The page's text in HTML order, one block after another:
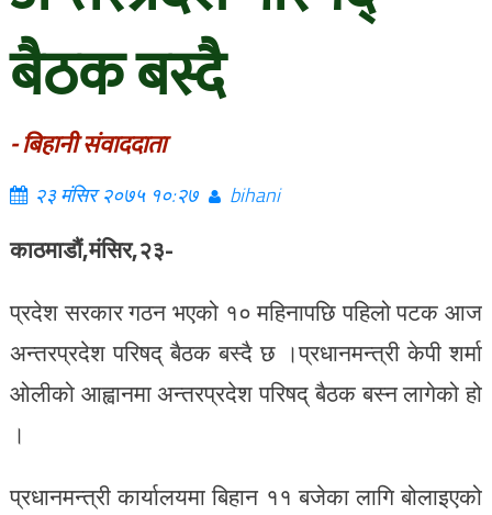
बैठक बस्दै
- बिहानी संवाददाता
२३ मंसिर २०७५ १०:२७ bihani
काठमाडौं,मंसिर,२३-
प्रदेश सरकार गठन भएको १० महिनापछि पहिलो पटक आज
अन्तरप्रदेश परिषद् बैठक बस्दै छ ।प्रधानमन्त्री केपी शर्मा
ओलीको आह्वानमा अन्तरप्रदेश परिषद् बैठक बस्न लागेको हो
।
प्रधानमन्त्री कार्यालयमा बिहान ११ बजेका लागि बोलाइएको